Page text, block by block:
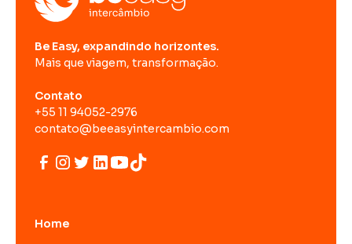
Be Easy, expandindo horizontes.
Mais que viagem, transformação.
Contato
+55 11 94052-2976
contato@beeasyintercambio.com
Home